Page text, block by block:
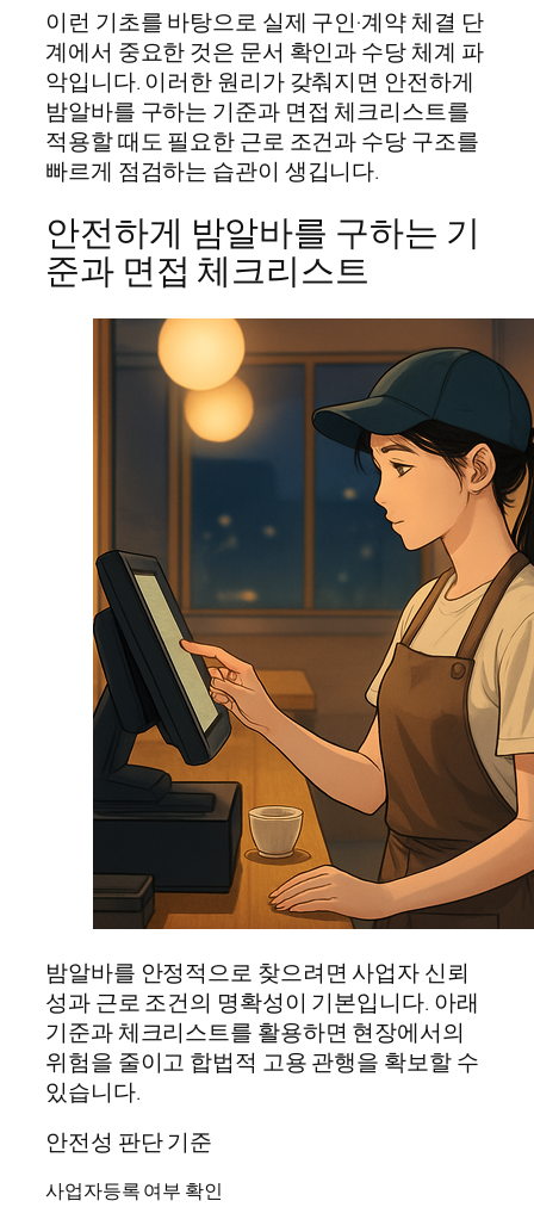
이런 기초를 바탕으로 실제 구인·계약 체결 단
계에서 중요한 것은 문서 확인과 수당 체계 파
악입니다. 이러한 원리가 갖춰지면 안전하게
밤알바를 구하는 기준과 면접 체크리스트를
적용할 때도 필요한 근로 조건과 수당 구조를
빠르게 점검하는 습관이 생깁니다.
안전하게 밤알바를 구하는 기
준과 면접 체크리스트
밤알바를 안정적으로 찾으려면 사업자 신뢰
성과 근로 조건의 명확성이 기본입니다. 아래
기준과 체크리스트를 활용하면 현장에서의
위험을 줄이고 합법적 고용 관행을 확보할 수
있습니다.
안전성 판단 기준
사업자등록 여부 확인